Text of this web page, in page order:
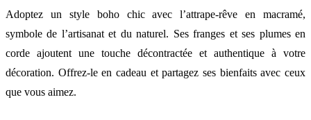
Adoptez un style boho chic avec l’attrape-rêve en macramé,
symbole de l’artisanat et du naturel. Ses franges et ses plumes en
corde ajoutent une touche décontractée et authentique à votre
décoration. Offrez-le en cadeau et partagez ses bienfaits avec ceux
que vous aimez.